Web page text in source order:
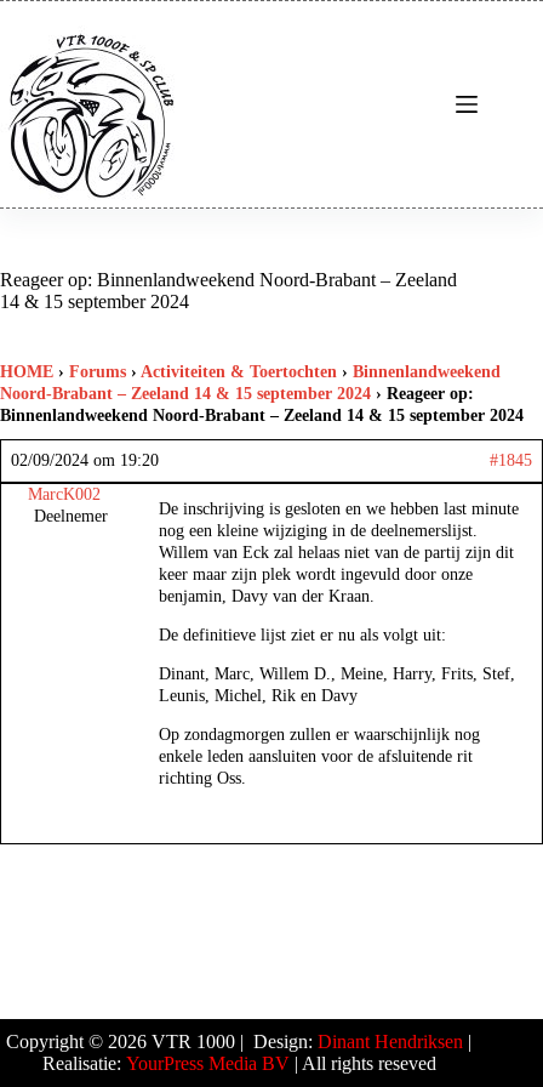
inhoud
Reageer op: Binnenlandweekend Noord-Brabant – Zeeland
14 & 15 september 2024
HOME › Forums › Activiteiten & Toertochten › Binnenlandweekend
Noord-Brabant – Zeeland 14 & 15 september 2024 › Reageer op:
Binnenlandweekend Noord-Brabant – Zeeland 14 & 15 september 2024
02/09/2024 om 19:20
#1845
MarcK002
Deelnemer
De inschrijving is gesloten en we hebben last minute
nog een kleine wijziging in de deelnemerslijst.
Willem van Eck zal helaas niet van de partij zijn dit
keer maar zijn plek wordt ingevuld door onze
benjamin, Davy van der Kraan.
De definitieve lijst ziet er nu als volgt uit:
Dinant, Marc, Willem D., Meine, Harry, Frits, Stef,
Leunis, Michel, Rik en Davy
Op zondagmorgen zullen er waarschijnlijk nog
enkele leden aansluiten voor de afsluitende rit
richting Oss.
Copyright © 2026 VTR 1000 | Design:Dinant Hendriksen |
Realisatie: YourPress Media BV| All rights reseved